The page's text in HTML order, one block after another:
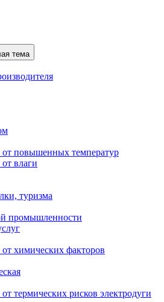
тема
повышенных температур
влаги
туризма
промышленности
химических факторов
термических рисков электродуги